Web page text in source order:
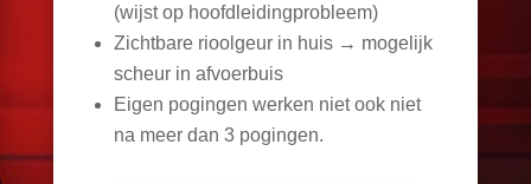
(wijst op hoofdleidingprobleem)
Zichtbare rioolgeur in huis → mogelijk
scheur in afvoerbuis
Eigen pogingen werken niet ook niet
na meer dan 3 pogingen.